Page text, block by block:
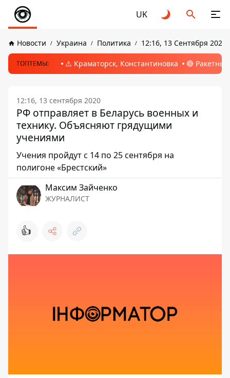
UK
Новости Украина Политика 12:16, 13 Сентября 2020
ТОПТЕМЫ: ⚠️ Краматорск, Константиновка 🔴
12:16, 13 сентября 2020
РФ отправляет в Беларусь военных и
технику. Объясняют грядущими
учениями
Учения пройдут с 14 по 25 сентября на
полигоне «Брестский»
Максим Зайченко
ЖУРНАЛИСТ
👍